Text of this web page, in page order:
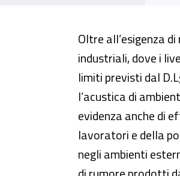
Oltre all’esigenza
industriali, dove i
limiti previsti dal
l’acustica di
evidenza anche di
lavoratori e della
negli ambienti